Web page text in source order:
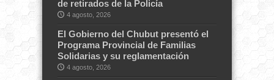
de retirados de la Policía
4 agosto, 2026
El Gobierno del Chubut presentó el
Programa Provincial de Familias
Solidarias y su reglamentación
4 agosto, 2026